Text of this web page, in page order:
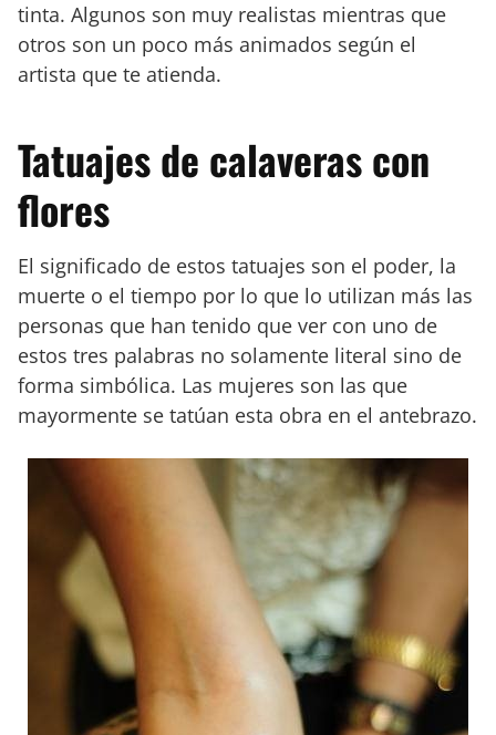
tinta. Algunos son muy realistas mientras que
otros son un poco más animados según el
artista que te atienda.
Tatuajes de calaveras con
flores
El significado de estos tatuajes son el poder, la
muerte o el tiempo por lo que lo utilizan más las
personas que han tenido que ver con uno de
estos tres palabras no solamente literal sino de
forma simbólica. Las mujeres son las que
mayormente se tatúan esta obra en el antebrazo.